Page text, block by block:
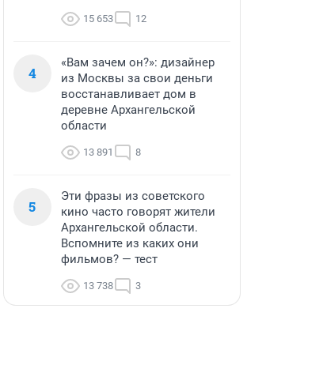
15 653 12
4
«Вам зачем он?»: дизайнер
из Москвы за свои деньги
восстанавливает дом в
деревне Архангельской
области
13 891 8
5
Эти фразы из советского
кино часто говорят жители
Архангельской области.
Вспомните из каких они
фильмов? — тест
13 738 3